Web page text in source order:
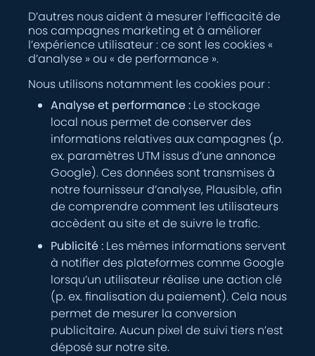
D’autres nous aident à mesurer l’efficacité de
nos campagnes marketing et à améliorer
l’expérience utilisateur : ce sont les cookies «
d’analyse » ou « de performance ».
Nous utilisons notamment les cookies pour :
Analyse et performance : Le stockage
local nous permet de conserver des
informations relatives aux campagnes (p.
ex. paramètres UTM issus d’une annonce
Google). Ces données sont transmises à
notre fournisseur d’analyse, Plausible, afin
de comprendre comment les utilisateurs
accèdent au site et de suivre le trafic.
Publicité : Les mêmes informations servent
à notifier des plateformes comme Google
lorsqu’un utilisateur réalise une action clé
(p. ex. finalisation du paiement). Cela nous
permet de mesurer la conversion
publicitaire. Aucun pixel de suivi tiers n’est
déposé sur notre site.